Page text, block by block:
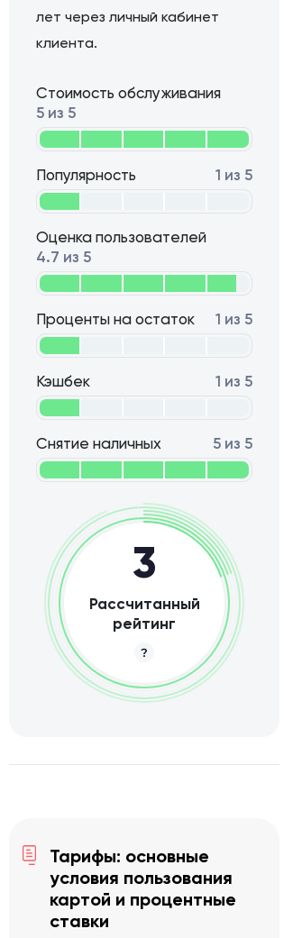
лет через личный кабинет
клиента.
Проценты на остаток 1 из 5
Кэшбек 1 из 5
Снятие наличных 5 из 5
Стоимость обслуживания
5 из 5
Популярность 1 из 5
Оценка пользователей
4.7 из 5
3
Рассчитанный
рейтинг
Тарифы: основные
условия пользования
картой и процентные
ставки